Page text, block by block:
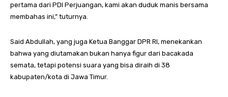
pertama dari PDI Perjuangan, kami akan duduk manis bersama
membahas ini,” tuturnya.
Said Abdullah, yang juga Ketua Banggar DPR RI, menekankan
bahwa yang diutamakan bukan hanya figur dari bacakada
semata, tetapi potensi suara yang bisa diraih di 38
kabupaten/kota di Jawa Timur.